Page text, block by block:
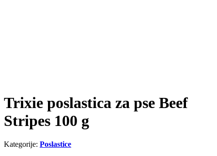
Trixie poslastica za pse Beef
Stripes 100 g
Kategorije: Poslastice